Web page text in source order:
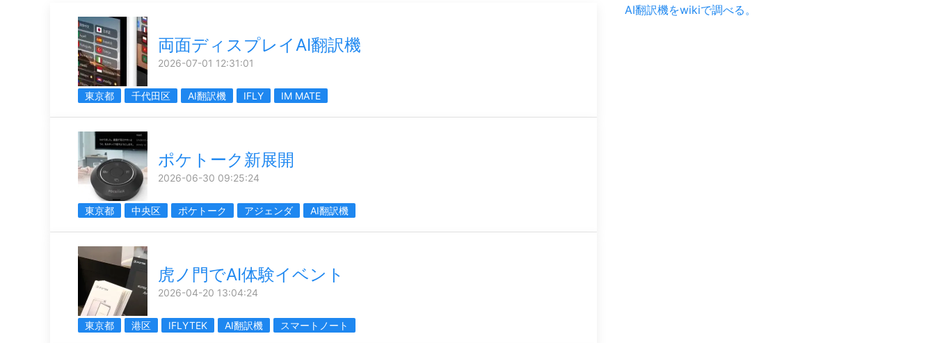
両面ディスプレイAI翻訳機
2026-07-01 12:31:01
東京都 千代田区 AI翻訳機 IFLY IM MATE
ポケトーク新展開
2026-06-30 09:25:24
東京都 中央区 ポケトーク アジェンダ AI翻訳機
虎ノ門でAI体験イベント
2026-04-20 13:04:24
東京都 港区 IFLYTEK AI翻訳機 スマートノート
AI翻訳機をwikiで調べる。